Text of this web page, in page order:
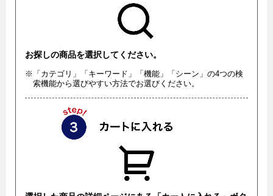
お探しの商品を選択してください。
※「カテゴリ」「キーワード」「機能」「シーン」の4つの検
索機能から選びやすい方法でお選びください。